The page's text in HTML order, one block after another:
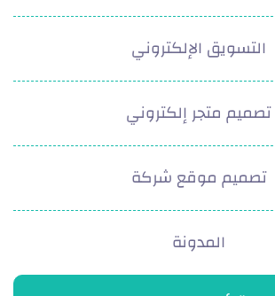
التسويق الإلكتروني
تصميم متجر إلكتروني
تصميم موقع شركة
المدونة